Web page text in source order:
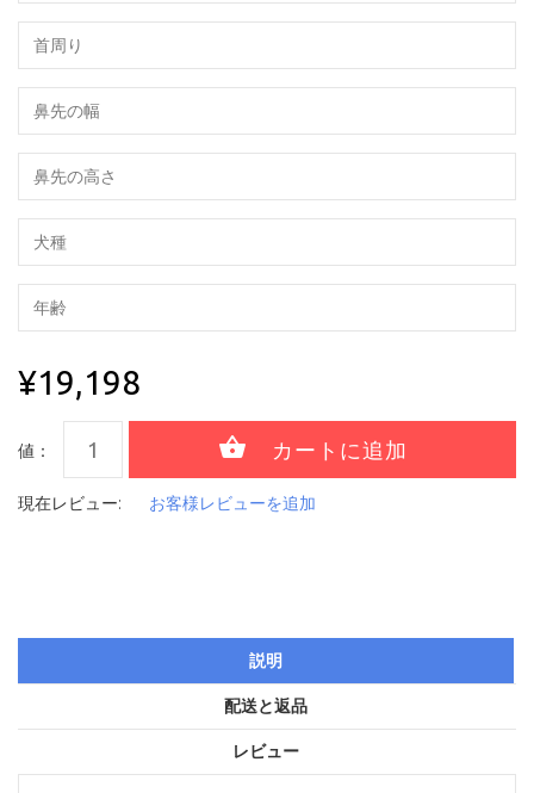
¥19,198
値：
現在レビュー: お客様レビューを追加
説明
配送と返品
レビュー